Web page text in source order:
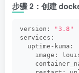
步骤 2：创建
version:
"3.8"
services:
  uptime-kuma:
image: